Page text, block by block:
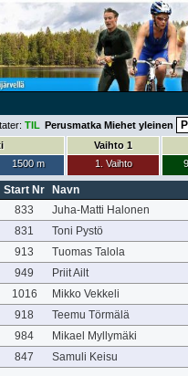
TIL Perusmatka Miehet yleinen
1500 m
Vaihto 1
1. Vaihto
Start Nr
Navn
833
Juha-Matti Halonen
831
Toni Pystö
913
Tuomas Talola
949
Priit Ailt
1016
Mikko Vekkeli
918
Teemu Törmälä
984
Mikael Myllymäki
847 Samuli Keisu